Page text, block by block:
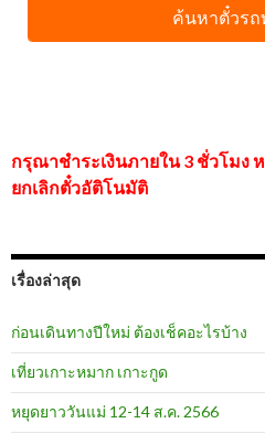
กรุณาชำระเงินภายใน 3 ชั่วโมง
ยกเลิกตั๋วอัติโนมัติ
เรื่องล่าสุด
ก่อนเดินทางปีใหม่ ต้องเช็คอะไรบ้าง
เที่ยวเกาะหมาก เกาะกูด
หยุดยาววันแม่ 12-14 ส.ค. 2566